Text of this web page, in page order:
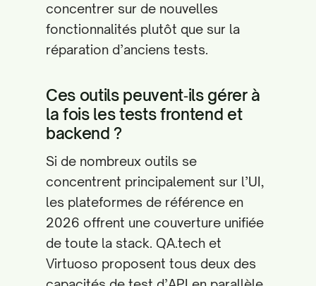
concentrer sur de nouvelles
fonctionnalités plutôt que sur la
réparation d’anciens tests.
Ces outils peuvent‑ils gérer à
la fois les tests frontend et
backend ?
Si de nombreux outils se
concentrent principalement sur l’UI,
les plateformes de référence en
2026 offrent une couverture unifiée
de toute la stack. QA.tech et
Virtuoso proposent tous deux des